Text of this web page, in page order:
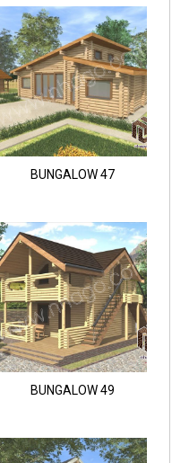
BUNGALOW 47
BUNGALOW 49